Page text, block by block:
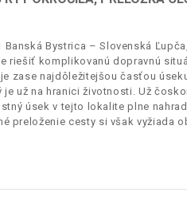
Banská Bystrica – Slovenská
riešiť komplikovanú dopravnú
zase najdôležitejšou časťou
už na hranici životnosti. Už
úsek v tejto lokalite plne
preloženie cesty si však vyžiada